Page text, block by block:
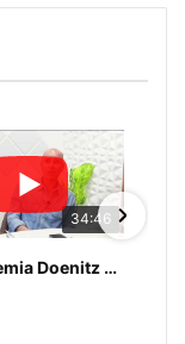
34:46
destapa vacío legal en Tamaulipas